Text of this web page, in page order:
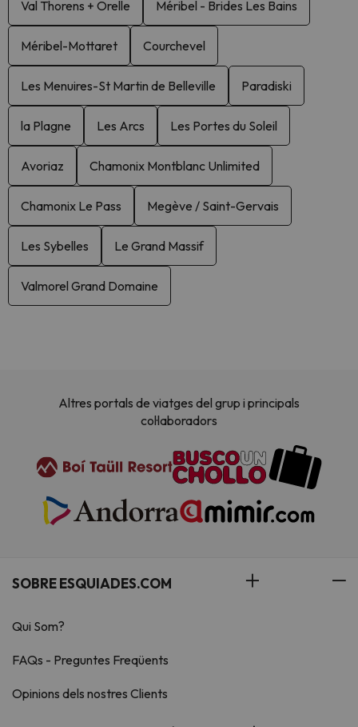
Val Thorens + Orelle Méribel - Brides Les Bains
Méribel-Mottaret Courchevel
Les Menuires-St Martin de Belleville Paradiski
la Plagne Les Arcs Les Portes du Soleil
Avoriaz Chamonix Montblanc Unlimited
Chamonix Le Pass Megève / Saint-Gervais
Les Sybelles Le Grand Massif
Valmorel Grand Domaine
Altres portals de viatges del grup i principals
col·laboradors
SOBRE ESQUIADES.COM
Qui Som?
FAQs - Preguntes Freqüents
Opinions dels nostres Clients